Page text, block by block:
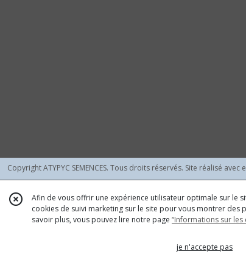
Copyright ATYPYC SEMENCES. Tous droits réservés. Site réalisé avec
Afin de vous offrir une expérience utilisateur optimale sur le
cookies de suivi marketing sur le site pour vous montrer des
savoir plus, vous pouvez lire notre page “Informations sur les
je n'accepte pas